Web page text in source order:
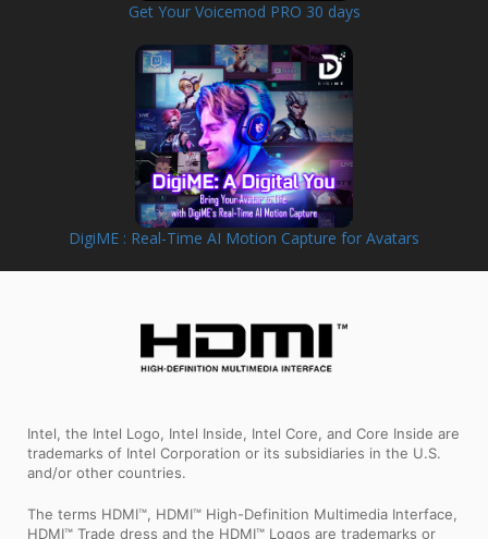
Get Your Voicemod PRO 30 days
DigiME : Real-Time AI Motion Capture for Avatars
Intel, the Intel Logo, Intel Inside, Intel Core, and Core Inside are
trademarks of Intel Corporation or its subsidiaries in the U.S.
and/or other countries.
The terms HDMI™, HDMI™ High-Definition Multimedia Interface,
HDMI™ Trade dress and the HDMI™ Logos are trademarks or